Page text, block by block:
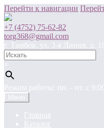
Перейти к навигации
+7 (4752) 75-62-82
torg368@gmail.com
г. Тамбов, ул. 3-я Линия, д.
×
Режим работы: пн. - пт. c
Меню
Главная
Каталог